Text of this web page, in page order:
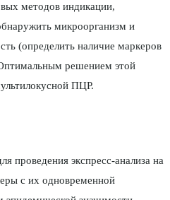
методов индикации,
микроорганизм и
(определить наличие маркеров
решением этой
ПЦР.
проведения экспресс-анализа на
с их одновременной